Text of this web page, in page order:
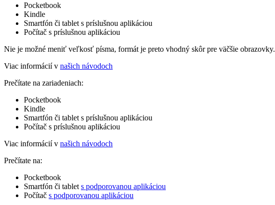
Pocketbook
Kindle
Smartfón či tablet s príslušnou aplikáciou
Počítač s príslušnou aplikáciou
Nie je možné meniť veľkosť písma, formát je preto vhodný skôr pre väčšie obrazovky.
Viac informácií v našich návodoch
Prečítate na zariadeniach:
Pocketbook
Kindle
Smartfón či tablet s príslušnou aplikáciou
Počítač s príslušnou aplikáciou
Viac informácií v našich návodoch
Prečítate na:
Pocketbook
Smartfón či tablet s podporovanou aplikáciou
Počítač s podporovanou aplikáciou